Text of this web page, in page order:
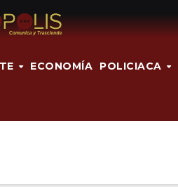
ECONOMÍA POLICIACA